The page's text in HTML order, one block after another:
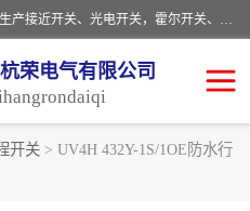
湖北杭荣电气有限公司是一家主要从事生产接近开关、光电开关，霍尔开关、两级跑偏开关、双向拉绳开关、速度监测器、皮带打滑开关、阻旋式料位开关、皮带纵向撕裂开关、溜槽堵塞开关、声光报警器、矿用磁性井筒开关等，主营行业：电气设备、仪器仪表制造, 高低压电器，成套电气设备，矿用防爆机电设备，皮带机综合保护系统，防爆电器，传感器，工矿配件，电器配件，自动化工业机器人的研发，制造，加工销售。
荣电气有限公司
开关 > UV4H 432Y-1S/1OE防水行